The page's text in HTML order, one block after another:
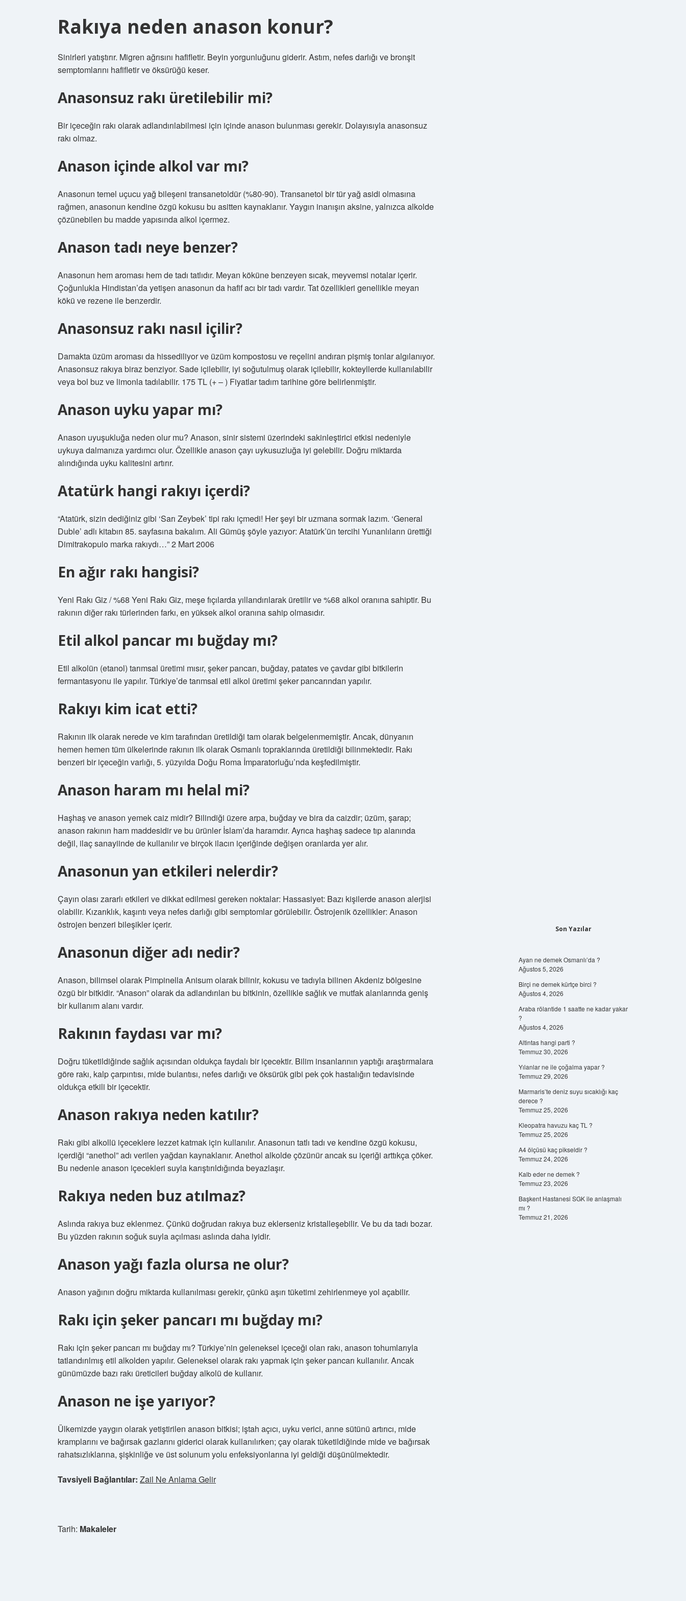
Rakıya neden anason konur?
Sinirleri yatıştırır. Migren ağrısını hafifletir. Beyin yorgunluğunu giderir. Astım, nefes darlığı ve bronşit
semptomlarını hafifletir ve öksürüğü keser.
Anasonsuz rakı üretilebilir mi?
Bir içeceğin rakı olarak adlandırılabilmesi için içinde anason bulunması gerekir. Dolayısıyla anasonsuz
rakı olmaz.
Anason içinde alkol var mı?
Anasonun temel uçucu yağ bileşeni transanetoldür (%80-90). Transanetol bir tür yağ asidi olmasına
rağmen, anasonun kendine özgü kokusu bu asitten kaynaklanır. Yaygın inanışın aksine, yalnızca alkolde
çözünebilen bu madde yapısında alkol içermez.
Anason tadı neye benzer?
Anasonun hem aroması hem de tadı tatlıdır. Meyan köküne benzeyen sıcak, meyvemsi notalar içerir.
Çoğunlukla Hindistan’da yetişen anasonun da hafif acı bir tadı vardır. Tat özellikleri genellikle meyan
kökü ve rezene ile benzerdir.
Anasonsuz rakı nasıl içilir?
Damakta üzüm aroması da hissediliyor ve üzüm kompostosu ve reçelini andıran pişmiş tonlar algılanıyor.
Anasonsuz rakıya biraz benziyor. Sade içilebilir, iyi soğutulmuş olarak içilebilir, kokteyllerde kullanılabilir
veya bol buz ve limonla tadılabilir. 175 TL (+ – ) Fiyatlar tadım tarihine göre belirlenmiştir.
Anason uyku yapar mı?
Anason uyuşukluğa neden olur mu? Anason, sinir sistemi üzerindeki sakinleştirici etkisi nedeniyle
uykuya dalmanıza yardımcı olur. Özellikle anason çayı uykusuzluğa iyi gelebilir. Doğru miktarda
alındığında uyku kalitesini artırır.
Atatürk hangi rakıyı içerdi?
“Atatürk, sizin dediğiniz gibi ‘Sarı Zeybek’ tipi rakı içmedi! Her şeyi bir uzmana sormak lazım. ‘General
Duble’ adlı kitabın 85. sayfasına bakalım. Ali Gümüş şöyle yazıyor: Atatürk’ün tercihi Yunanlıların ürettiği
Dimitrakopulo marka rakıydı…” 2 Mart 2006
En ağır rakı hangisi?
Yeni Rakı Giz / %68 Yeni Rakı Giz, meşe fıçılarda yıllandırılarak üretilir ve %68 alkol oranına sahiptir. Bu
rakının diğer rakı türlerinden farkı, en yüksek alkol oranına sahip olmasıdır.
Etil alkol pancar mı buğday mı?
Etil alkolün (etanol) tarımsal üretimi mısır, şeker pancarı, buğday, patates ve çavdar gibi bitkilerin
fermantasyonu ile yapılır. Türkiye’de tarımsal etil alkol üretimi şeker pancarından yapılır.
Rakıyı kim icat etti?
Rakının ilk olarak nerede ve kim tarafından üretildiği tam olarak belgelenmemiştir. Ancak, dünyanın
hemen hemen tüm ülkelerinde rakının ilk olarak Osmanlı topraklarında üretildiği bilinmektedir. Rakı
benzeri bir içeceğin varlığı, 5. yüzyılda Doğu Roma İmparatorluğu’nda keşfedilmiştir.
Anason haram mı helal mi?
Haşhaş ve anason yemek caiz midir? Bilindiği üzere arpa, buğday ve bira da caizdir; üzüm, şarap;
anason rakının ham maddesidir ve bu ürünler İslam’da haramdır. Ayrıca haşhaş sadece tıp alanında
değil, ilaç sanayiinde de kullanılır ve birçok ilacın içeriğinde değişen oranlarda yer alır.
Anasonun yan etkileri nelerdir?
Çayın olası zararlı etkileri ve dikkat edilmesi gereken noktalar: Hassasiyet: Bazı kişilerde anason alerjisi
olabilir. Kızarıklık, kaşıntı veya nefes darlığı gibi semptomlar görülebilir. Östrojenik özellikler: Anason
östrojen benzeri bileşikler içerir.
Anasonun diğer adı nedir?
Anason, bilimsel olarak Pimpinella Anisum olarak bilinir, kokusu ve tadıyla bilinen Akdeniz bölgesine
özgü bir bitkidir. “Anason” olarak da adlandırılan bu bitkinin, özellikle sağlık ve mutfak alanlarında geniş
bir kullanım alanı vardır.
Rakının faydası var mı?
Doğru tüketildiğinde sağlık açısından oldukça faydalı bir içecektir. Bilim insanlarının yaptığı araştırmalara
göre rakı, kalp çarpıntısı, mide bulantısı, nefes darlığı ve öksürük gibi pek çok hastalığın tedavisinde
oldukça etkili bir içecektir.
Anason rakıya neden katılır?
Rakı gibi alkollü içeceklere lezzet katmak için kullanılır. Anasonun tatlı tadı ve kendine özgü kokusu,
içerdiği “anethol” adı verilen yağdan kaynaklanır. Anethol alkolde çözünür ancak su içeriği arttıkça çöker.
Bu nedenle anason içecekleri suyla karıştırıldığında beyazlaşır.
Rakıya neden buz atılmaz?
Aslında rakıya buz eklenmez. Çünkü doğrudan rakıya buz eklerseniz kristalleşebilir. Ve bu da tadı bozar.
Bu yüzden rakının soğuk suyla açılması aslında daha iyidir.
Anason yağı fazla olursa ne olur?
Anason yağının doğru miktarda kullanılması gerekir, çünkü aşırı tüketimi zehirlenmeye yol açabilir.
Rakı için şeker pancarı mı buğday mı?
Rakı için şeker pancarı mı buğday mı? Türkiye’nin geleneksel içeceği olan rakı, anason tohumlarıyla
tatlandırılmış etil alkolden yapılır. Geleneksel olarak rakı yapmak için şeker pancarı kullanılır. Ancak
günümüzde bazı rakı üreticileri buğday alkolü de kullanır.
Anason ne işe yarıyor?
Ülkemizde yaygın olarak yetiştirilen anason bitkisi; iştah açıcı, uyku verici, anne sütünü artırıcı, mide
kramplarını ve bağırsak gazlarını giderici olarak kullanılırken; çay olarak tüketildiğinde mide ve bağırsak
rahatsızlıklarına, şişkinliğe ve üst solunum yolu enfeksiyonlarına iyi geldiği düşünülmektedir.
Tavsiyeli Bağlantılar: Zail Ne Anlama Gelir
Tarih: Makaleler
Son Yazılar
Ayan ne demek Osmanlı’da ?
Ağustos 5, 2026
Birçi ne demek kürtçe birci ?
Ağustos 4, 2026
Araba rölantide 1 saatte ne kadar yakar
?
Ağustos 4, 2026
Altintas hangi parti ?
Temmuz 30, 2026
Yılanlar ne ile çoğalma yapar ?
Temmuz 29, 2026
Marmaris’te deniz suyu sıcaklığı kaç
derece ?
Temmuz 25, 2026
Kleopatra havuzu kaç TL ?
Temmuz 25, 2026
A4 ölçüsü kaç pikseldir ?
Temmuz 24, 2026
Kalb eder ne demek ?
Temmuz 23, 2026
Başkent Hastanesi SGK ile anlaşmalı
mı ?
Temmuz 21, 2026